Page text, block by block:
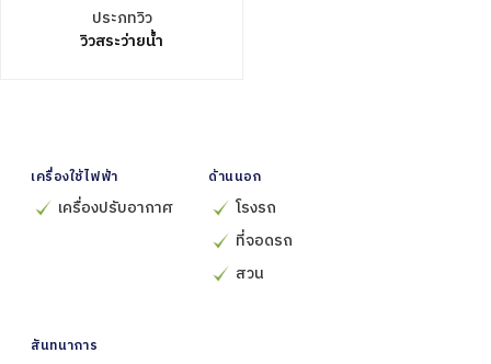
ประภทวิว
วิวสระว่ายน้ำ
เครื่องใช้ไฟฟ้า
เครื่องปรับอากาศ
ด้านนอก
โรงรถ
ที่จอดรถ
สวน
สันทนาการ